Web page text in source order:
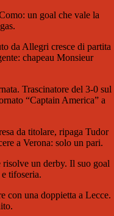
un goal che vale la
da Allegri cresce di partita
chapeau Monsieur
Trascinatore del 3-0 sul
“Captain America” a
da titolare, ripaga Tudor
a Verona: solo un pari.
un derby. Il suo goal
tifoseria.
con una doppietta a Lecce.